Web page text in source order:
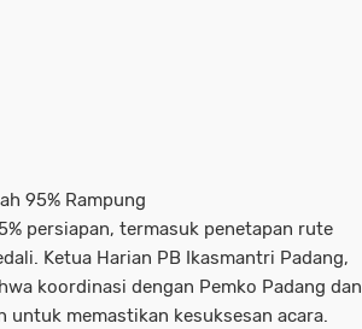
95% Rampung
persiapan, termasuk penetapan rute
Ketua Harian PB Ikasmantri Padang,
koordinasi dengan Pemko Padang dan
memastikan kesuksesan acara.